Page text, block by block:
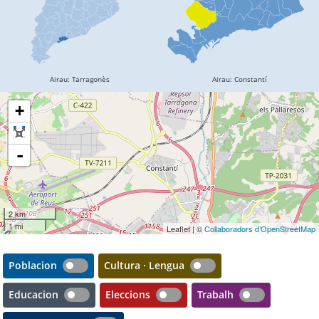
+
-
2 km
1 mi
Leaflet | ©Collaboradors d’OpenStreetMap
Poblacion Cultura · Lengua
Educacion Eleccions Trabalh